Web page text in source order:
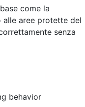
come la
alle aree protette del
senza
behavior